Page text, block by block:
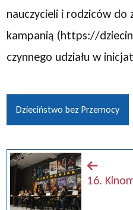
nauczycieli i rodziców do
kampanią (https://
czynnego udziału w
Dzieciństwo bez Przemocy
16.